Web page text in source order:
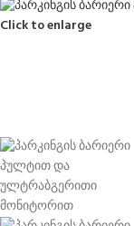
Click to enlarge